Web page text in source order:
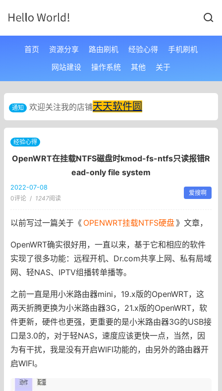
首页 资源分享 路由刷机 经验心得
手机刷机
网站建设
操作系统 其他 关于
通知 欢迎关注我的店铺天天软件圆
经验心得
OpenWRT在挂载NTFS磁盘时kmod-fs-ntfs只读报错R
ead-only file system
2022-07-08
0评论 / 1247阅读
爱搜啊
以前写过一篇关于《 OPENWRT挂载NTFS硬盘》文章，
OpenWRT确实很好用，一直以来，基于它和相应的软件
实现了很多功能：远程开机、Dr.com共享上网、私有局域
网、轻NAS、IPTV组播转单播等。
之前一直是用小米路由器mini，19.x版的OpenWRT，这
两天折腾更换为小米路由器3G，21.x版的OpenWRT，软
件更新，硬件也更强，更重要的是小米路由器3G的USB接
口是3.0的，对于轻NAS，速度应该更快一点，当然，因
为有干扰，我是没有开启WIFI功能的，由另外的路由器开
启WIFI。